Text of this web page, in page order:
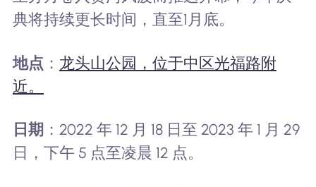
典将持续更长时间，直至1月底。
地点 ： 龙头山公园，位于中区光福路附
近。
日期 ：2022 年 12 月 18 日至 2023 年 1 月 29
日，下午 5 点至凌晨 12 点。